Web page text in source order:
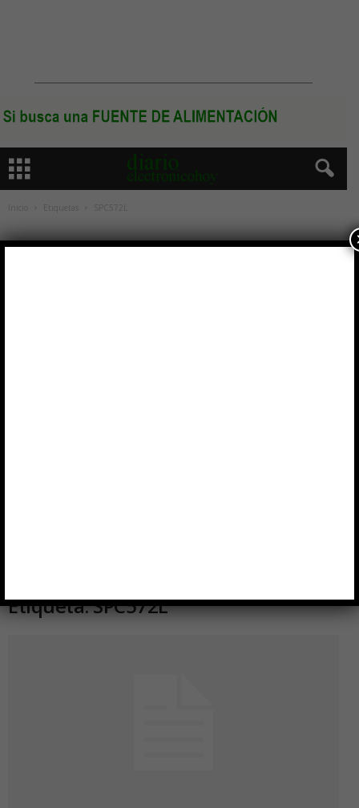
Etiqueta: SPC572L